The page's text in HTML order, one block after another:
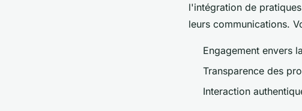
l'intégration de
leurs communications.
Engagement envers
Transparence des
Interaction